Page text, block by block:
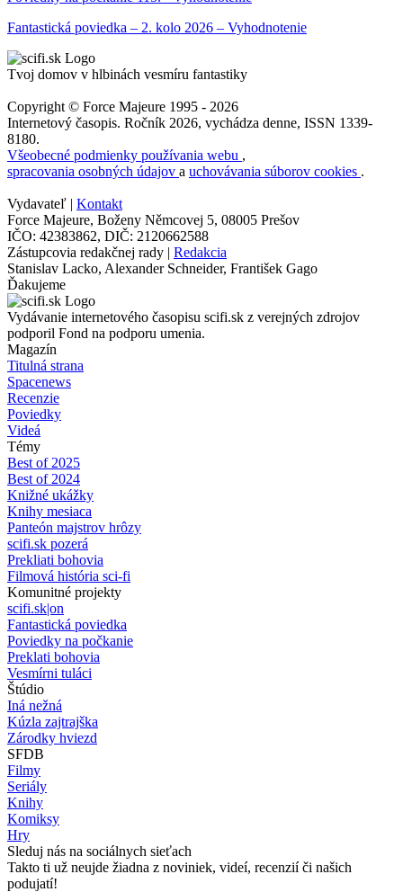
Fantastická poviedka – 2. kolo 2026 – Vyhodnotenie
Tvoj domov v hlbinách vesmíru fantastiky
Copyright © Force Majeure 1995 - 2026
Internetový časopis. Ročník 2026, vychádza denne, ISSN 1339-
8180.
Všeobecné podmienky používania webu ,
spracovania osobných údajov a uchovávania súborov cookies .
Vydavateľ | Kontakt
Force Majeure, Boženy Němcovej 5, 08005 Prešov
IČO: 42383862, DIČ: 2120662588
Zástupcovia redakčnej rady | Redakcia
Stanislav Lacko, Alexander Schneider, František Gago
Ďakujeme
Vydávanie internetového časopisu scifi.sk z verejných zdrojov
podporil Fond na podporu umenia.
Magazín
Titulná strana
Spacenews
Recenzie
Poviedky
Videá
Témy
Best of 2025
Best of 2024
Knižné ukážky
Knihy mesiaca
Panteón majstrov hrôzy
scifi.sk pozerá
Prekliati bohovia
Filmová história sci-fi
Komunitné projekty
scifi.sk|on
Fantastická poviedka
Poviedky na počkanie
Preklati bohovia
Vesmírni tuláci
Štúdio
Iná nežná
Kúzla zajtrajška
Zárodky hviezd
SFDB
Filmy
Seriály
Knihy
Komiksy
Hry
Sleduj nás na sociálnych sieťach
Takto ti už neujde žiadna z noviniek, videí, recenzií či našich
podujatí!